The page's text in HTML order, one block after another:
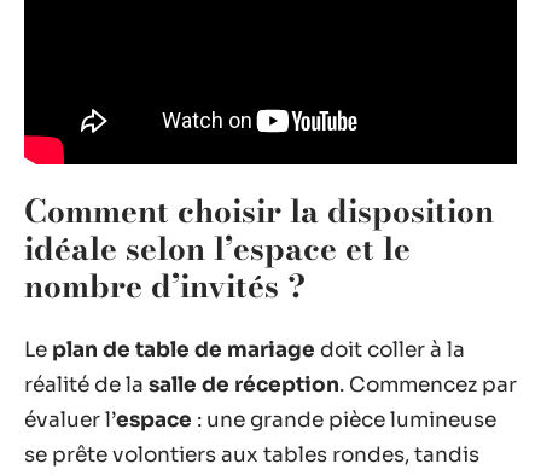
Comment choisir la disposition
idéale selon l’espace et le
nombre d’invités ?
Le plan de table de mariage doit coller à la
réalité de la salle de réception. Commencez par
évaluer l’espace : une grande pièce lumineuse
se prête volontiers aux tables rondes, tandis